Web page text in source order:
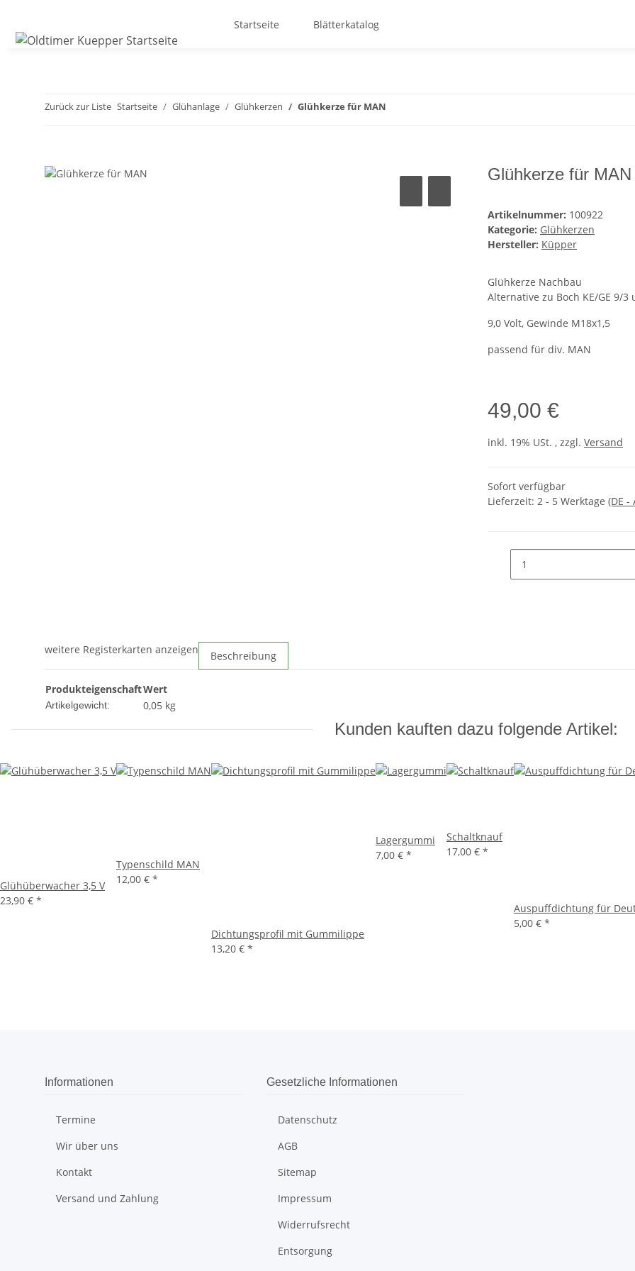
Startseite Blätterkatalog
Zurück zur Liste Startseite Glühanlage Glühkerzen Glühkerze für MAN
Glühkerze für MAN
Artikelnummer: 100922
Kategorie: Glühkerzen
Hersteller: Küpper
Glühkerze Nachbau
Alternative zu Boch KE/GE 9/3
9,0 Volt, Gewinde M18x1,5
passend für div. MAN
49,00 €
inkl. 19% USt. , zzgl. Versand
Sofort verfügbar
Lieferzeit: 2 - 5 Werktage (DE
weitere Registerkarten anzeigen Beschreibung
ProdukteigenschaftWert
Artikelgewicht: 0,05 kg
Kunden kauften dazu folgende Artikel:
Glühüberwacher 3,5 V
23,90 € *
Typenschild MAN
12,00 € *
Dichtungsprofil mit Gummilippe
13,20 € *
Lagergummi
7,00 € *
Schaltknauf
17,00 € *
Auspuffdichtung für
5,00 € *
Informationen
Termine
Wir über uns
Kontakt
Versand und Zahlung
Gesetzliche Informationen
Datenschutz
AGB
Sitemap
Impressum
Widerrufsrecht
Entsorgung